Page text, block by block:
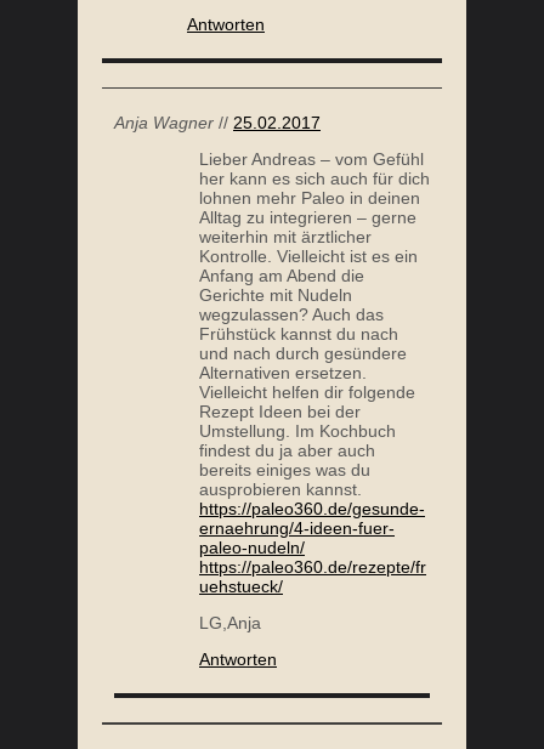
Antworten
Anja Wagner // 25.02.2017
Lieber Andreas – vom Gefühl
her kann es sich auch für dich
lohnen mehr Paleo in deinen
Alltag zu integrieren – gerne
weiterhin mit ärztlicher
Kontrolle. Vielleicht ist es ein
Anfang am Abend die
Gerichte mit Nudeln
wegzulassen? Auch das
Frühstück kannst du nach
und nach durch gesündere
Alternativen ersetzen.
Vielleicht helfen dir folgende
Rezept Ideen bei der
Umstellung. Im Kochbuch
findest du ja aber auch
bereits einiges was du
ausprobieren kannst.
https://paleo360.de/gesunde-
ernaehrung/4-ideen-fuer-
paleo-nudeln/
https://paleo360.de/rezepte/fr
uehstueck/
LG,Anja
Antworten